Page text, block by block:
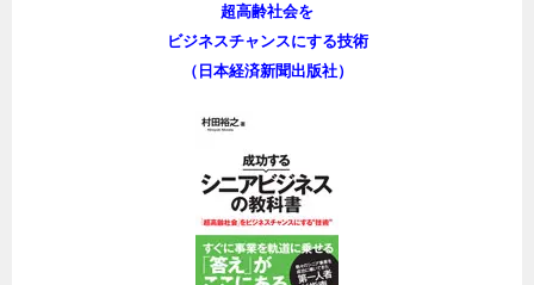
超高齢社会を
ビジネスチャンスにする技術
（日本経済新聞出版社）